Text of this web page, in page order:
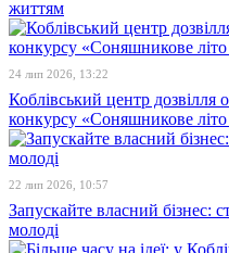
життям
24 лип 2026, 13:22
Коблівський центр дозвілля
конкурсу «Соняшникове літо
22 лип 2026, 10:57
Запускайте власний бізнес:
молоді